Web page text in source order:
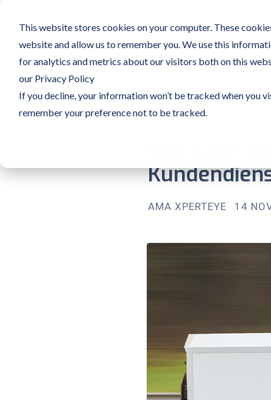
This website stores cookies on your computer. These
website and allow us to remember you. We use this
for analytics and metrics about our visitors both on this
our Privacy Policy
If you decline, your information won’t be tracked when you
remember your preference not to be tracked.
Wie kann
AMA XPERTEYE 14